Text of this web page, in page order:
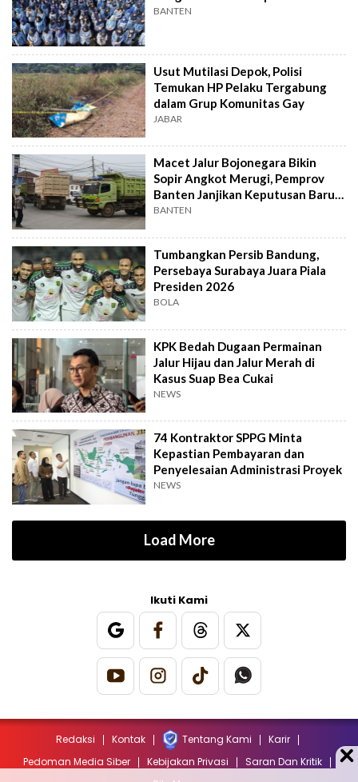
BANTEN
Usut Mutilasi Depok, Polisi
Temukan HP Pelaku Tergabung
dalam Grup Komunitas Gay
JABAR
Macet Jalur Bojonegara Bikin
Sopir Angkot Merugi, Pemprov
Banten Janjikan Keputusan Baru 4
Hari Lagi
BANTEN
Tumbangkan Persib Bandung,
Persebaya Surabaya Juara Piala
Presiden 2026
BOLA
KPK Bedah Dugaan Permainan
Jalur Hijau dan Jalur Merah di
Kasus Suap Bea Cukai
NEWS
74 Kontraktor SPPG Minta
Kepastian Pembayaran dan
Penyelesaian Administrasi Proyek
NEWS
Load More
Ikuti Kami
Redaksi Kontak Tentang Kami
Karir
Pedoman Media Siber
Kebijakan Privasi
Saran Dan Kritik